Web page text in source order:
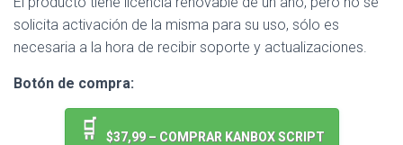
solicita activación de la misma para su uso, sólo es
necesaria a la hora de recibir soporte y actualizaciones.
Botón de compra:
$37,99 – COMPRAR KANBOX SCRIPT